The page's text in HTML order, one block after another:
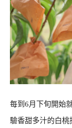
每到6月下旬開始
驗香甜多汁的白